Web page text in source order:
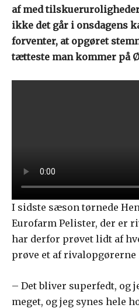
af med
ikke det går i onsdagens
forventer, at opgøret
tætteste man kommer på
I sidste sæson tørnede
Eurofarm Pelister, der er
har derfor prøvet lidt af
prøve et af rivalopgørerne
– Det bliver superfedt,
meget, og jeg synes hele